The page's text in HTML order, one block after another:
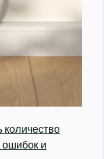
количество
ошибок и